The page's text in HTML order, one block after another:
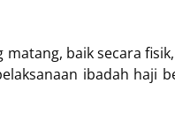
baik secara
ibadah haji